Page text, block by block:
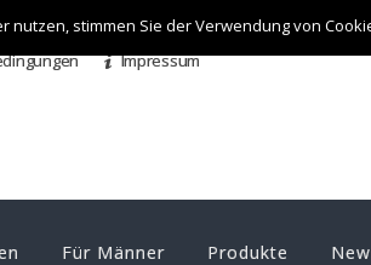
Impressum
Für Männer Produkte
nutzen, stimmen Sie der Verwendung von